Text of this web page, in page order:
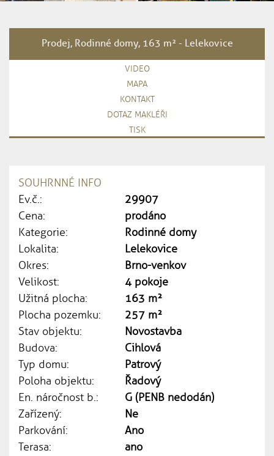
Prodej, Rodinné domy, 163 m² - Lelekovice
VIDEO
MAPA
KONTAKT
DOTAZ MAKLÉŘI
TISK
SOUHRNNÉ INFO
Ev.č.:
29907
Cena:
prodáno
Kategorie:
Rodinné domy
Lokalita:
Lelekovice
Okres:
Brno-venkov
Velikost:
4 pokoje
Užitná plocha:
163 m²
Plocha pozemku:
257 m²
Stav objektu:
Novostavba
Budova:
Cihlová
Typ domu:
Patrový
Poloha objektu:
Řadový
En. náročnost b.:
G (PENB nedodán)
Zařízený:
Ne
Parkování:
Ano
Terasa:
ano